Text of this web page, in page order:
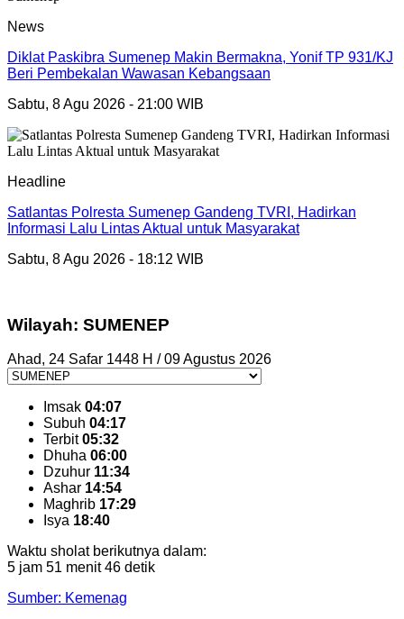
News
Diklat Paskibra Sumenep Makin Bermakna, Yonif TP 931/KJ
Beri Pembekalan Wawasan Kebangsaan
Sabtu, 8 Agu 2026 - 21:00 WIB
Headline
Satlantas Polresta Sumenep Gandeng TVRI, Hadirkan
Informasi Lalu Lintas Aktual untuk Masyarakat
Sabtu, 8 Agu 2026 - 18:12 WIB
Wilayah: SUMENEP
Ahad, 24 Safar 1448 H / 09 Agustus 2026
Imsak 04:07
Subuh 04:17
Terbit05:32
Dhuha 06:00
Dzuhur 11:34
Ashar 14:54
Maghrib 17:29
Isya 18:40
Waktu sholat berikutnya dalam:
5 jam 51 menit 45 detik
Sumber: Kemenag